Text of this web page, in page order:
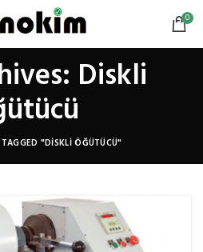
0
Diskli
"DISKLI ÖĞÜTÜCÜ"